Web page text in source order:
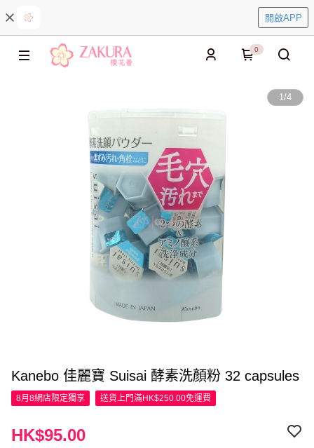
開啟APP
0
1/4
Kanebo 佳麗寶 Suisai 酵素洗顏粉 32 capsules
8月8網店限定獨享 送貨上門滿HK$250.00免運費
HK$95.00